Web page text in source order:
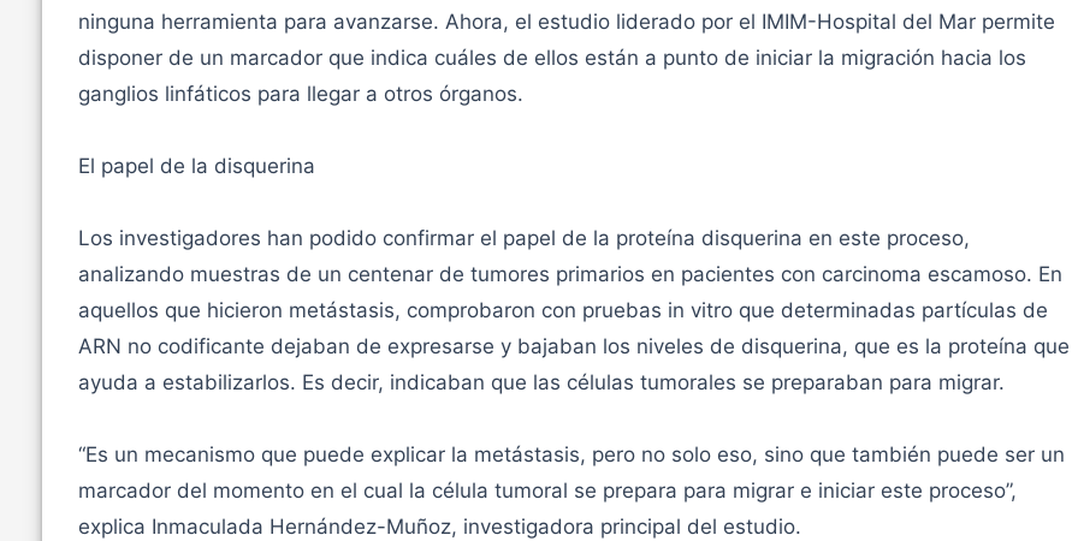
ninguna herramienta para avanzarse. Ahora, el estudio liderado por el IMIM-Hospital del Mar permite
disponer de un marcador que indica cuáles de ellos están a punto de iniciar la migración hacia los
ganglios linfáticos para llegar a otros órganos.
El papel de la disquerina
Los investigadores han podido confirmar el papel de la proteína disquerina en este proceso,
analizando muestras de un centenar de tumores primarios en pacientes con carcinoma escamoso. En
aquellos que hicieron metástasis, comprobaron con pruebas in vitro que determinadas partículas de
ARN no codificante dejaban de expresarse y bajaban los niveles de disquerina, que es la proteína que
ayuda a estabilizarlos. Es decir, indicaban que las células tumorales se preparaban para migrar.
“Es un mecanismo que puede explicar la metástasis, pero no solo eso, sino que también puede ser un
marcador del momento en el cual la célula tumoral se prepara para migrar e iniciar este proceso”,
explica Inmaculada Hernández-Muñoz, investigadora principal del estudio.